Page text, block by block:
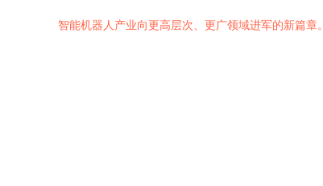
智能机器人产业向更高层次、更广领域进军的新篇章。